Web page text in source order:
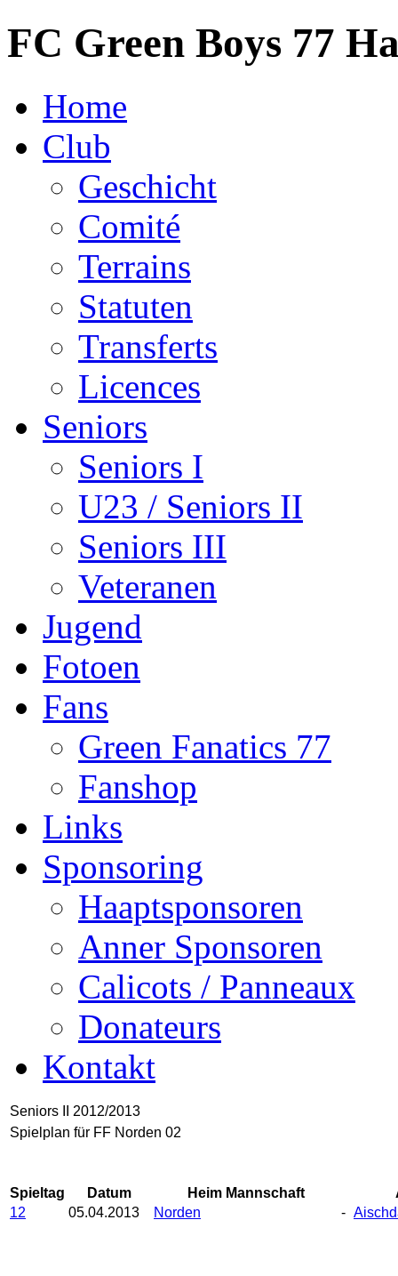
FC Green Boys 77
Home
Club
Geschicht
Comité
Terrains
Statuten
Transferts
Licences
Seniors
Seniors I
U23 / Seniors II
Seniors III
Veteranen
Jugend
Fotoen
Fans
Green Fanatics 77
Fanshop
Links
Sponsoring
Haaptsponsoren
Anner Sponsoren
Calicots / Panneaux
Donateurs
Kontakt
Seniors II 2012/2013
Spielplan für FF Norden 02
Spieltag Datum Heim Mannschaft
12
05.04.2013 Norden -